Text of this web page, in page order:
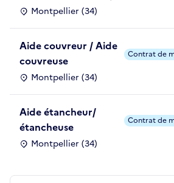
Montpellier (34)
Aide couvreur / Aide
couvreuse
Montpellier (34)
Contrat de
Aide étancheur/
étancheuse
Montpellier (34)
Contrat de